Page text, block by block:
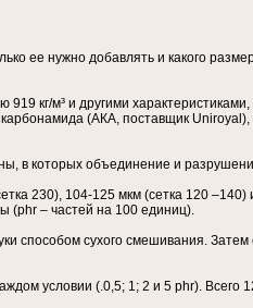
ее нужно добавлять и какого
кг/м³ и другими
(АКА, поставщик
в которых объединение и
230), 104-125 мкм (сетка 120
(phr – частей на 100 единиц).
сухого смешивания.
условии (.0,5; 1; 2 и 5 phr). Всего